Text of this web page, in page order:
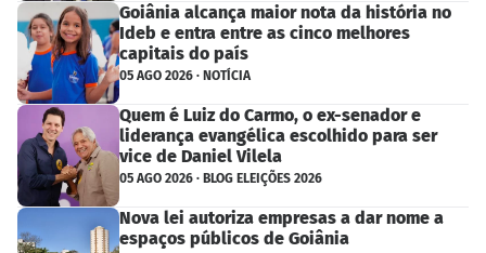
Goiânia alcança maior nota da história no
Ideb e entra entre as cinco melhores
capitais do país
05 AGO 2026 · NOTÍCIA
Quem é Luiz do Carmo, o ex-senador e
liderança evangélica escolhido para ser
vice de Daniel Vilela
05 AGO 2026 · BLOG ELEIÇÕES 2026
Nova lei autoriza empresas a dar nome a
espaços públicos de Goiânia